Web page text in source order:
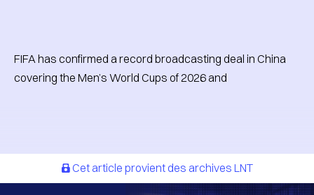
FIFA has confirmed a record broadcasting deal in China
covering the Men’s World Cups of 2026 and
Cet article provient des archives LNT